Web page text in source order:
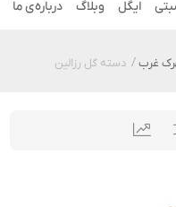
ایگل وبلاگ درباره‌ی ما
غرب/ دسته گل رزالین